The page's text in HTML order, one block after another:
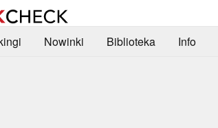
Nowinki Biblioteka Info